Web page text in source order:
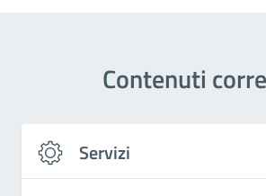
Contenuti
Servizi